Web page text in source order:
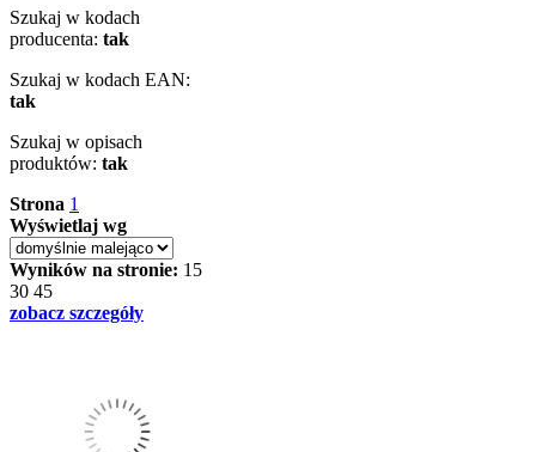
Szukaj w kodach
producenta: tak
Szukaj w kodach EAN:
tak
Szukaj w opisach
produktów: tak
Strona 1
Wyświetlaj wg
Wyników na stronie: 15
30 45
zobacz szczegóły